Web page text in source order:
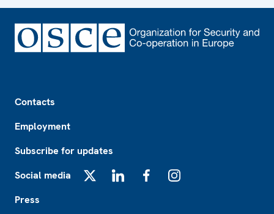
Contacts
Employment
Subscribe for updates
Social media
Press